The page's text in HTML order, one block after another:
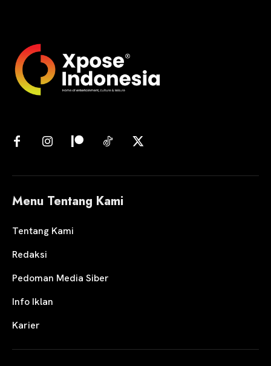
Menu Tentang Kami
Tentang Kami
Redaksi
Pedoman Media Siber
Info Iklan
Karier